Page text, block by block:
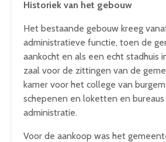
Historiek van het gebouw
Het bestaande gebouw kreeg
administratieve functie, toen de
aankocht en als een echt stadhuis
zaal voor de zittingen van de
kamer voor het college van
schepenen en loketten en
administratie.
Voor de aankoop was het